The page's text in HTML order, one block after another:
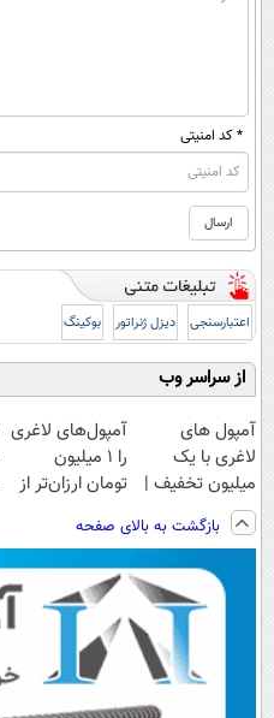
* کد امنیتی
اعتبارسنجی دیزل ژنراتور بوکینگ
از سراسر وب
آمپول های
لاغری با یک
میلیون تخفیف |
ارسال از
داروخانه های
آمپول‌های لاغری
را ۱ میلیون
تومان ارزان‌تر از
بازگشت به بالای صفحه